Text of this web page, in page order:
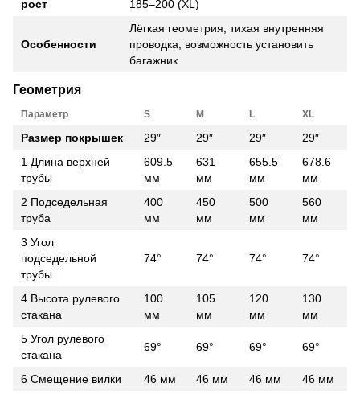
рост 185–200 (XL)
Особенности
Лёгкая геометрия, тихая внутренняя
проводка, возможность установить
багажник
Геометрия
Параметр S M L XL
Размер покрышек 29″ 29″ 29″
29″
1 Длина верхней
трубы
609.5
мм
631
мм
655.5
мм
678.6
мм
2 Подседельная
труба
400
мм
450
мм
500
мм
560
мм
3 Угол
подседельной
трубы
74° 74° 74° 74°
4 Высота рулевого
стакана
100
мм
105
мм
120
мм
130
мм
5 Угол рулевого
стакана
69° 69° 69° 69°
6 Смещение вилки 46 мм 46 мм 46 мм
46 мм